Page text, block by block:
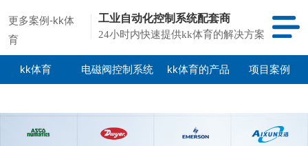
更多案例-kk体
育
工业自动化控制系统配套商
24小时内快速提供kk体育的解决方案
kk体育 电磁阀控制系统 kk体育的产品 项目案例